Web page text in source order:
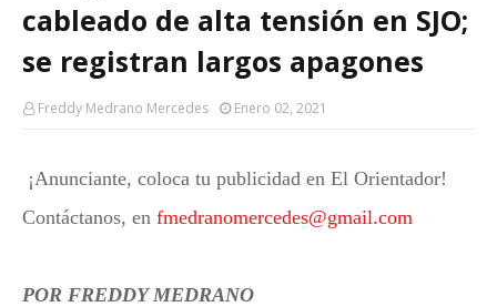
cableado de alta tensión en SJO;
se registran largos apagones
Freddy Medrano Mercedes Enero 02, 2021
¡Anunciante, coloca tu publicidad en El Orientador!
Contáctanos, en fmedranomercedes@gmail.com
POR FREDDY MEDRANO